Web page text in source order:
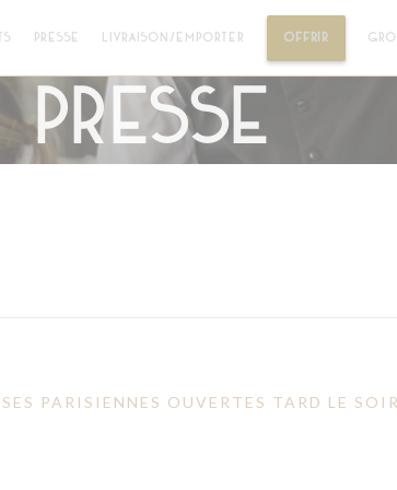
PRESSE LIVRAISON/EMPORTER OFFRIR ((OUVRE
Presse
PARISIENNES OUVERTES TARD LE SOIR